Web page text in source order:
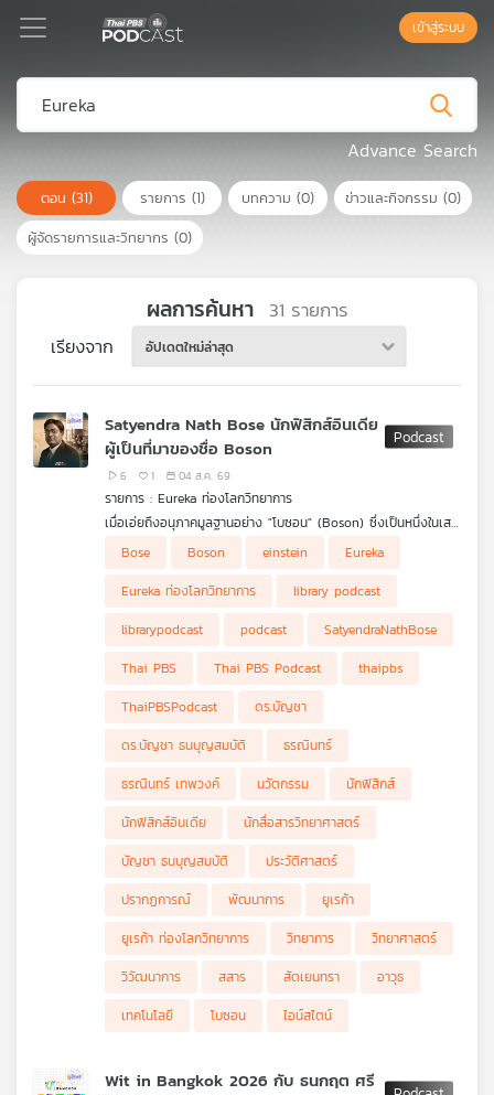
Podcast
เพล
ย์
ลิ
เพล
สต์
เข้าสู่ระบบ
Advance Search
ตอน (31) รายการ (1) บทความ (0) ข่าวและกิจกรรม (0)
ผู้จัดรายการและวิทยากร (0)
ผลการค้นหา 31 รายการ
เรียงจาก อัปเดตใหม่ล่าสุด
Satyendra Nath Bose นักฟิสิกส์อินเดีย
ผู้เป็นที่มาของชื่อ Boson
6 1 04 ส.ค. 69
รายการ : Eureka ท่องโลกวิทยาการ
เมื่อเอ่ยถึงอนุภาคมูลฐานอย่าง "โบซอน" (Boson) ซึ่งเป็นหนึ่งในเสา
มาของชื่อนี้มาจากนักฟิสิกส์อัจฉริยะชาวอินเดียผู้พลิกหน้า
ประวัติศาสตร์วงการวิทยาศาสตร์โลกนามว่า สัตเยนทรา นาถ โพส
(Satyendra Nath Bose) หรือที่อาจเรียกสั้น ๆ ว่า 'สัตเยน'
รายการ Eureka ท่องโลกวิทยาการ ในตอนนี้ ดร.บัญชา ธนบุญ
สมบัติ จะพาทุกท่านไปทำความรู้จักกับชีวิตและผลงานอันน่าทึ่งของสัต
เยน ตั้งแต่วัยเด็กผู้ฉายแววอัจฉริยะด้านคณิตศาสตร์ จนถึงเรื่องราว
น่าทึ่งเมื่อเขาทำคะแนนสอบได้ถึง 110 เต็ม 100 จากการแสดงวิธีทำ
มากกว่าหนึ่งแบบและ
มีแบบที่ครูไม่ได้สอน
จากจุดเริ่มต้นของนักฟิสิกส์โนเนมในอินเดีย สัตเยนได้สร้างผลงาน
เปลี่ยนโลกด้วยการคิดค้นวิธีพิสูจน์สมการการแผ่รังสีของวัตถุดำแบบ
ใหม่ แต่เมื่อส่งไปยังวารสารฉบับหนึ่งกลับไม่ผ่าน เขาจึงเขียนจดหมาย
ถึงไอน์สไตน์เพื่อให้ไอน์สไตน์พิจารณาผลงานของเขา และหากไอน์ส
ไตน์เห็นว่ามีคุณค่า เขาก็ขอให้ช่วยแปลบทความจากภาษาอังกฤษเป็น
เปลี่ยนจากนักฟิสิกส์โนเนมไปเป็นนักฟิสิกส์ดาวรุ่งทันที ต่อมา ไอน์ส
ไตน์ได้ต่อยอดความคิดของสัตเยนจนกลายเป็น สถิติแบบโบส-ไอน์ส
ไตน์ (Bose-Einstein statistics) และไอน์สไตน์ได้ทำนาย คอนเดน
ของสสาร ซึ่งนักฟิสิกส์พบว่าเป็นความจริงในอีกราว 70 ปีต่อมา
ได้หลายภาษา มีความสามารถทางดนตรี และอุทิศตนในช่วงบั้นปลาย
ถึงฝากผลงานผ่านสถาบันวิจัยที่ตั้งชื่อเพื่อเป็นเกียรติแก่เขาอย่าง
เส้นทางเกียรติยศของบุรุษผู้เป็นรากฐานของอนุภาคแห่งจักรวาลไป
Bose Boson einstein
Eureka
Eureka ท่องโลกวิทยาการ
library podcast
librarypodcast
podcast
SatyendraNathBose
Thai PBS
Thai PBS Podcast
thaipbs
ThaiPBSPodcast
ดร.บัญชา
ดร.บัญชา ธนบุญสมบัติ
ธรณินทร์
ธรณินทร์ เทพวงค์
นวัตกรรม
นักฟิสิกส์
นักฟิสิกส์อินเดีย
นักสื่อสารวิทยาศาสตร์
บัญชา ธนบุญสมบัติ
ประวัติศาสตร์
ปรากฏการณ์
พัฒนาการ
ยูเรก้า
ยูเรก้า ท่องโลกวิทยาการ
วิทยาการ
วิทยาศาสตร์
วิวัฒนาการ
สสาร สัตเยนทรา
อาวุธ
เทคโนโลยี
โบซอน ไอน์สไตน์
Wit in Bangkok 2026 กับ ธนกฤต ศรี